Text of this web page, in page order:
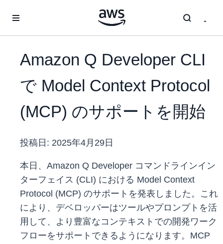
Amazon Q Developer CLI
で Model Context Protocol
(MCP) のサポートを開始
投稿日: 2025年4月29日
本日、Amazon Q Developer コマンドラインイン
ターフェイス (CLI) における Model Context
Protocol (MCP) のサポートを発表しました。これ
により、デベロッパーはツールやプロンプトを活
用して、より豊富なコンテキストでの開発ワーク
フローをサポートできるようになります。MCP